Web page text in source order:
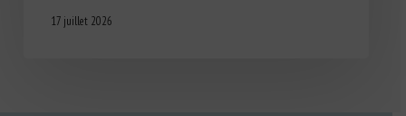
17 juillet 2026